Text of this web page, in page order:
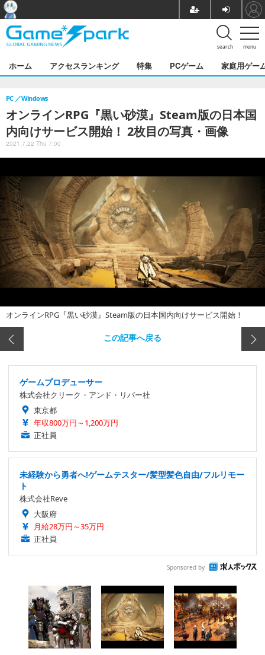
menu
search
ホーム アクセスランキング 特集 PCゲーム 家庭用ゲー
オンラインRPG『黒い砂漠』Steam版の日本国
内向けサービス開始！ 2枚目の写真・画像
PC Windows
2021.7.22 Thu 7:00
オンラインRPG『黒い砂漠』Steam版の日本国内向けサービス開始！
この記事へ戻る
ゲームプロデューサー
株式会社クリーク・アンド・リバー社
東京都
年収800万円～1,200万円
正社員
未経験から勇者へ!ゲームテスター/髪型髪色自由/フルリモー
ト
株式会社Reve
大阪府
月給28万円～35万円
正社員
Sponsored by